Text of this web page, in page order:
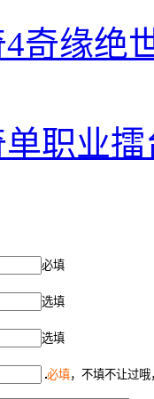
奇缘绝
职业
必填
选填
选填
必填，不填不让过